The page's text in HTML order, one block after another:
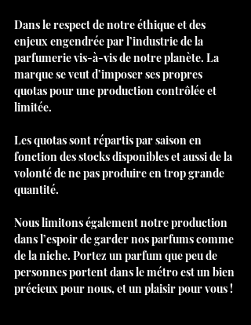
Dans le respect de notre éthique et des
enjeux engendrée par l’industrie de la
parfumerie vis-à-vis de notre planète. La
marque se veut d’imposer ses propres
quotas pour une production contrôlée et
limitée.
Les quotas sont répartis par saison en
fonction des stocks disponibles et aussi de la
volonté de ne pas produire en trop grande
quantité.
Nous limitons également notre production
dans l’espoir de garder nos parfums comme
de la niche. Portez un parfum que peu de
personnes portent dans le métro est un bien
précieux pour nous, et un plaisir pour vous !